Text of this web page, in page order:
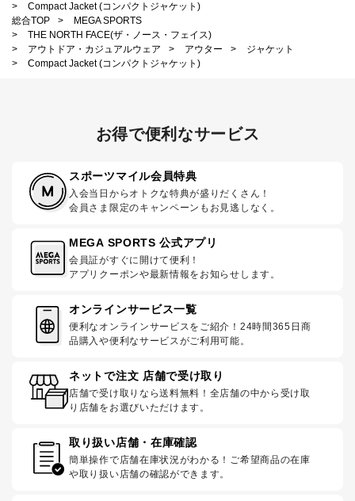
>
Compact Jacket (コンパクトジャケット)
総合TOP
>
MEGA SPORTS
>
THE NORTH FACE(ザ・ノース・フェイス)
>
アウトドア・カジュアルウェア > アウター >
ジャケット
>
Compact Jacket (コンパクトジャケット)
お得で便利なサービス
スポーツマイル会員特典
入会当日からオトクな特典が盛りだくさん！
会員さま限定のキャンペーンもお見逃しなく。
MEGA SPORTS 公式アプリ
会員証がすぐに開けて便利！
アプリクーポンや最新情報をお知らせします。
オンラインサービス一覧
便利なオンラインサービスをご紹介！24時間365日商
品購入や便利なサービスがご利用可能。
ネットで注文 店舗で受け取り
店舗で受け取りなら送料無料！全店舗の中から受け取
り店舗をお選びいただけます。
取り扱い店舗・在庫確認
簡単操作で店舗在庫状況がわかる！ご希望商品の在庫
や取り扱い店舗の確認ができます。